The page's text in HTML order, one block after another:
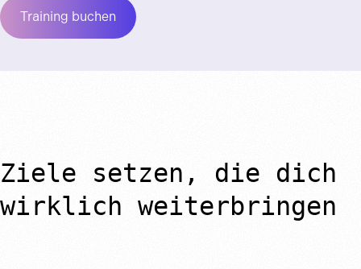
Training buchen
Ziele setzen, die dich
wirklich weiterbringen